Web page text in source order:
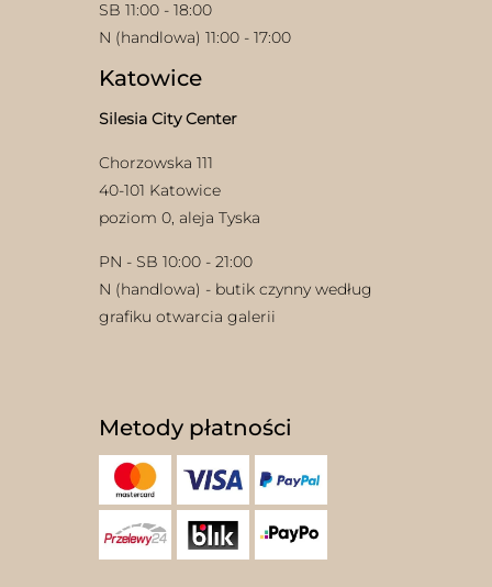
SB 11:00 - 18:00
N (handlowa) 11:00 - 17:00
Katowice
Silesia City Center
Chorzowska 111
40-101 Katowice
poziom 0, aleja Tyska
PN - SB 10:00 - 21:00
N (handlowa) - butik czynny według
grafiku otwarcia galerii
Metody płatności